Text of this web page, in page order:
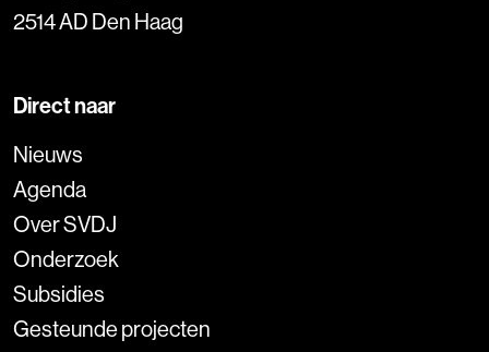
2514 AD Den Haag
Direct naar
Nieuws
Agenda
Over SVDJ
Onderzoek
Subsidies
Gesteunde projecten